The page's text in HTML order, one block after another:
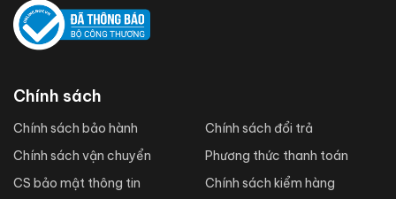
Chính sách
Chính sách bảo hành
Chính sách vận chuyển
CS bảo mật thông tin
Chính sách đổi trả
Phương thức thanh toán
Chính sách kiểm hàng